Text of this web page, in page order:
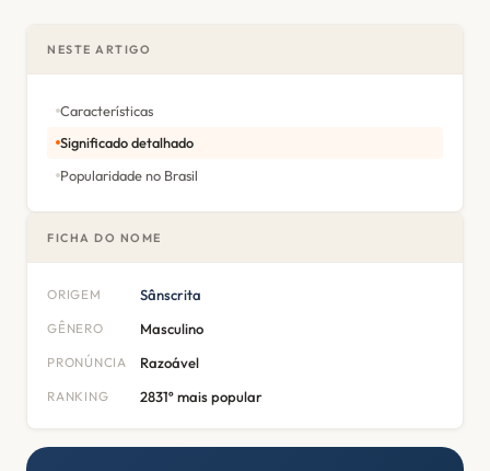
NESTE ARTIGO
Características
Significado detalhado
Popularidade no Brasil
FICHA DO NOME
ORIGEM Sânscrita
GÊNERO Masculino
PRONÚNCIA Razoável
RANKING 2831º mais popular